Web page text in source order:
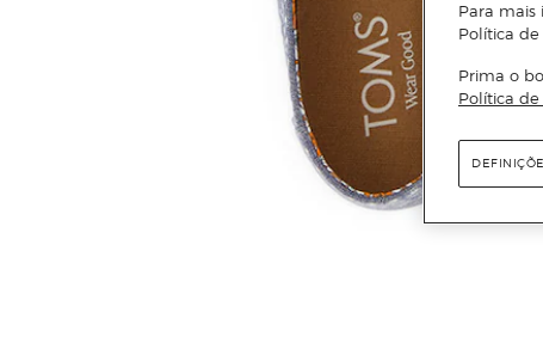
Para mais
Política de
Prima o
Política de